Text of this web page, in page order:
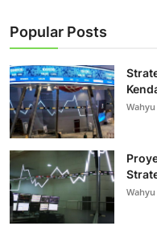
Popular Posts
Wahyu
Wahyu